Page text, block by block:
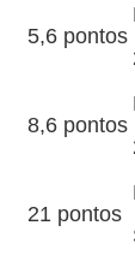
5,6 pontos
8,6 pontos
21 pontos